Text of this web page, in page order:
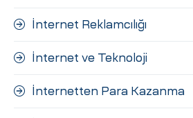
İnternet Reklamcılığı
İnternet ve Teknoloji
İnternetten Para Kazanma